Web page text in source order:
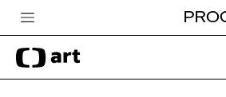
Česká televize
Zpravodajství